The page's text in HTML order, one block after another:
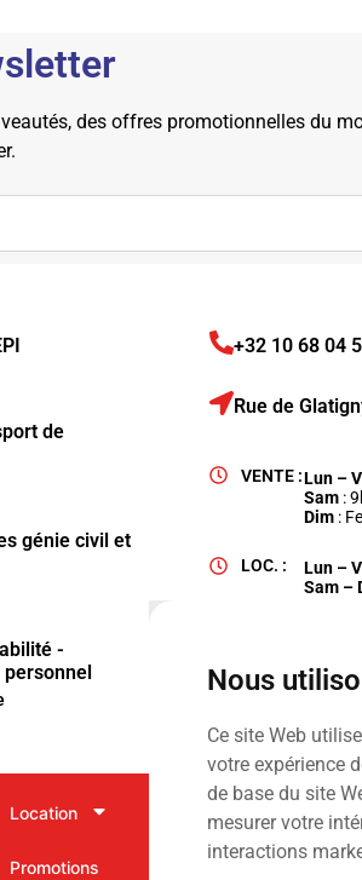
Nous
Ce site Web
votre expérience
de base du site
mesurer votre
interactions
des offres promotionnelles du
de
génie civil et
-
personnel
+32 10 68 04
Rue de
VENTE :Lun –
Sam :
Dim :
LOC. : Lun –
Sam –
Location
Promotions